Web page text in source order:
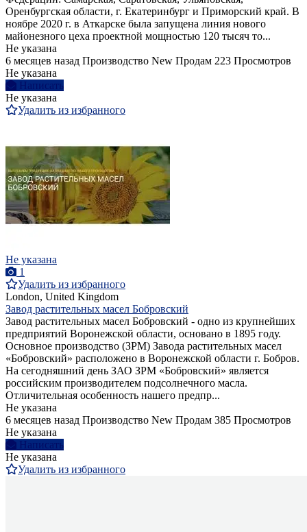
Оренбургская области, г. Екатеринбург и Приморский край. В
ноябре 2020 г. в Аткарске была запущена линия нового
майонезного цеха проектной мощностью 120 тысяч то...
Не указана
6 месяцев назад Производство New Продам 223 Просмотров
Не указана
Написать
Не указана
Удалить из избранного
Не указана
1
Удалить из избранного
London, United Kingdom
Завод растительных масел Бобровский
Завод растительных масел Бобровский - одно из крупнейших
предприятий Воронежской области, основано в 1895 году.
Основное производство (ЗРМ) Завода растительных масел
«Бобровский» расположено в Воронежской области г. Бобров.
На сегодняшний день ЗАО ЗРМ «Бобровский» является
российским производителем подсолнечного масла.
Отличительная особенность нашего предпр...
Не указана
6 месяцев назад Производство New Продам 385 Просмотров
Не указана
Написать
Не указана
Удалить из избранного